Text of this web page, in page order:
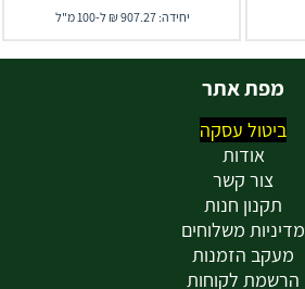
יחידה: 907.27 ₪ ל-100 מ"ל
מפת אתר
ביטול עסקה
אודות
צור קשר
תקנון חנות
מדיניות משלוחים
מעקב הזמנות
הרשמת לקוחות